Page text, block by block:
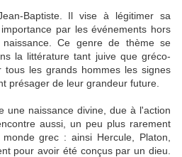
Baptiste. Il vise à légitimer sa
par les événements hors
Ce genre de thème se
la littérature tant juive que gréco-
tous les grands hommes les signes
présager de leur grandeur future.
une naissance divine, due à l'action
aussi, un peu plus rarement
grec : ainsi Hercule, Platon,
pour avoir été conçus par un dieu.